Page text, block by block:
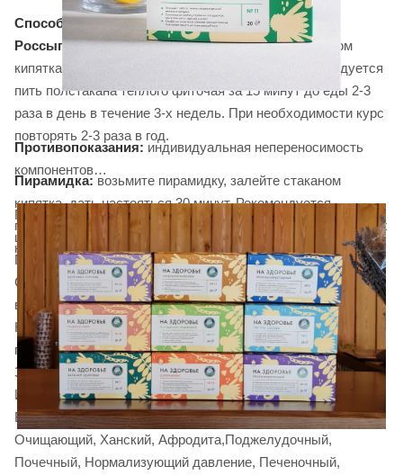
Способ применения:
Россыпь:1 столовую ложку сбора залить 1 стаканом
кипятка, настаивать 5-10 минут, процедить. Рекомендуется
пить полстакана теплого фиточая за 15 минут до еды 2-3
раза в день в течение 3-х недель. При необходимости курс
повторять 2-3 раза в год.
Пирамидка: возьмите пирамидку, залейте стаканом
кипятка, дать настояться 30 минут. Рекомендуется
применять за 15 минут до еды 2-3 раза в день в течение 3-х
недель. При необходимости курс повторять 2-3 раза в год.
Противопоказания: индивидуальная непереносимость
компонентов
Попробуйте и другие чаи серии "На Здоровье!"
в крафте,
целлофане и пирамидке: Травоочиститель,
Противосклерозный, Сбор при аллергиях,
Солнышко,Противовирусный, Общеукрепляющий, Для
всей семьи, Мадонна, Противодиабетический,
Нормализующй сон, Для женщин, Долголет, Дамский,
противоалкогольный, Антиангин, Противопростудный,
Здоровые суставы, Сбор для укрепления волос, Горец,
Императорский, Чистые сосуды. Сердечно-сосудистый.
Бальзам Здоровье, Грудной, Желудочно-кишечный,
Очищающий, Ханский, Афродита,Поджелудочный,
Почечный, Нормализующий давление, Печеночный,